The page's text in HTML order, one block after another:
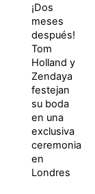
¡Dos
meses
después!
Tom
Holland y
Zendaya
festejan
su boda
en una
exclusiva
ceremonia
en
Londres